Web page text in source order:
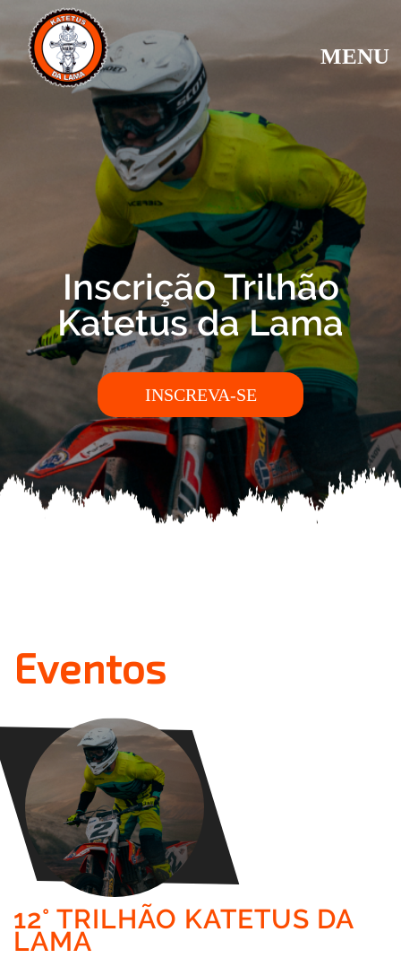
MENU
Inscrição Trilhão
Katetus da Lama
INSCREVA-SE
Eventos
12° TRILHÃO KATETUS DA
LAMA